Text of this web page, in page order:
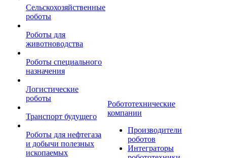
Сельскохозяйственные
роботы
Роботы для
животноводства
Роботы специального
назначения
Логистические
роботы
Транспорт будущего
Роботы для нефтегаза
и добычи полезных
ископаемых
Робототехнические
компании
Производители
роботов
Интеграторы